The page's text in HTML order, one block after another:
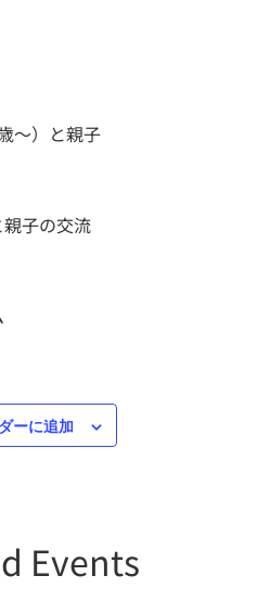
～）と親子
子の交流
ーに追加
Events